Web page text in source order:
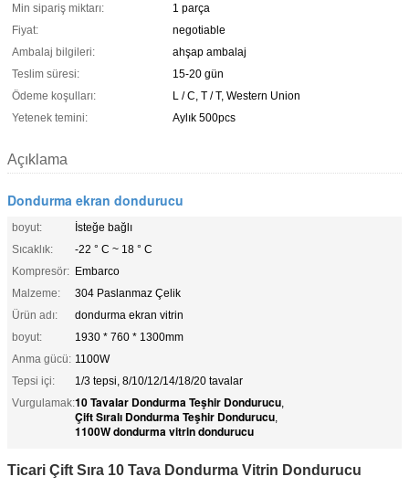
Min sipariş miktarı:
1 parça
Fiyat:
negotiable
Ambalaj bilgileri:
ahşap ambalaj
Teslim süresi:
15-20 gün
Ödeme koşulları:
L / C, T / T, Western Union
Yetenek temini:
Aylık 500pcs
Açıklama
Dondurma ekran dondurucu
boyut:
İsteğe bağlı
Sıcaklık:
-22 ° C ~ 18 ° C
Kompresör: Embarco
Malzeme:
304 Paslanmaz Çelik
Ürün adı:
dondurma ekran vitrin
boyut:
1930 * 760 * 1300mm
Anma gücü: 1100W
Tepsi içi:
1/3 tepsi, 8/10/12/14/18/20 tavalar
Vurgulamak:10 Tavalar Dondurma Teşhir Dondurucu,
Çift Sıralı Dondurma Teşhir Dondurucu,
1100W dondurma vitrin dondurucu
Ticari Çift Sıra 10 Tava Dondurma Vitrin Dondurucu